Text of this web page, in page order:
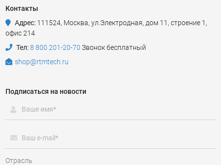
Контакты
Адрес: 111524, Москва, ул.Электродная, дом 11, строение 1,
офис 214
Тел:8 800 201-20-70 Звонок бесплатный
shop@rtmtech.ru
Подписаться на новости
Отрасль